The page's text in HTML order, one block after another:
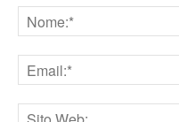
Nome
Email
Sito